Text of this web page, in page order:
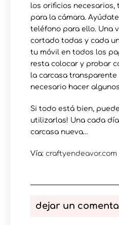
los orificios necesarios,
para la cámara.
teléfono para ello. Una
cortado todas y cada
tu móvil en todos los
resta colocar y probar
la carcasa transparente
necesario hacer
Si todo está bien,
utilizarlas! Una cada
carcasa nueva…
Vía: craftyendeavor.com
dejar un